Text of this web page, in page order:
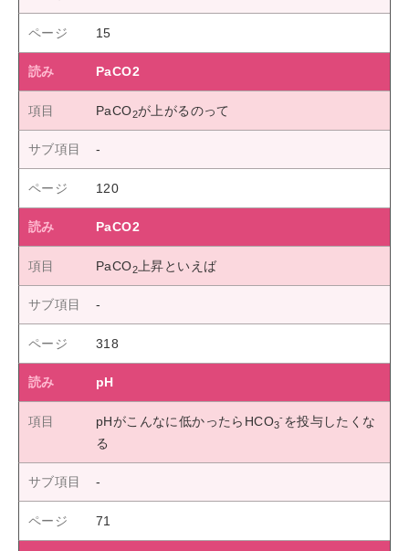
15
PaCO2
PaCO2が上がるのって
120
PaCO2
PaCO2 上昇といえば
318
pH
pHがこんなに低かったらHCO3
-を投与したくな
る
71